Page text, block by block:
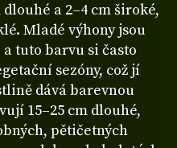
a 2–4 cm široké,
Mladé výhony jsou
tuto barvu si často
sezóny, což jí
dává barevnou
15–25 cm dlouhé,
pětičetných